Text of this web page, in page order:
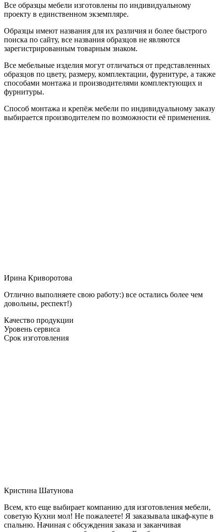
Все образцы мебели изготовлены по индивидуальному
проекту в единственном экземпляре.
Образцы имеют названия для их различия и более быстрого
поиска по сайту, все названия образцов не являются
зарегистрированным товарным знаком.
Все мебельные изделия могут отличаться от представленных
образцов по цвету, размеру, комплектации, фурнитуре, а также
способами монтажа и производителями комплектующих и
фурнитуры.
Способ монтажа и крепёж мебели по индивидуальному заказу
выбирается производителем по возможности её применения.
Ирина Криворотова
Отлично выполняете свою работу:) все остались более чем
довольны, респект!)
Качество продукции
Уровень сервиса
Срок изготовления
Кристина Шатунова
Всем, кто еще выбирает компанию для изготовления мебели,
советую Кухни мол! Не пожалеете! Я заказывала шкаф-купе в
спальню. Начиная с обсуждения заказа и заканчивая